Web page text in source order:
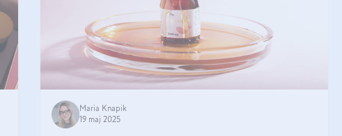
Maria Knapik
19 maj 2025